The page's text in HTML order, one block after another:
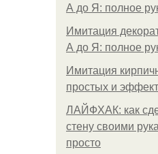
А до Я: полное
Имитация
А до Я: полное
Имитация
простых и
ЛАЙФХАК: как
стену своими
просто